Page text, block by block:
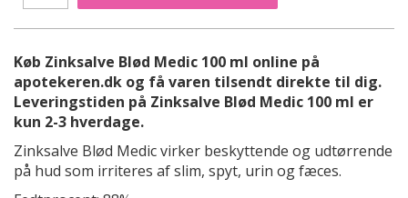
Køb Zinksalve Blød Medic 100 ml online på
apotekeren.dk og få varen tilsendt direkte til dig.
Leveringstiden på Zinksalve Blød Medic 100 ml er
kun 2-3 hverdage.
Zinksalve Blød Medic virker beskyttende og udtørrende
på hud som irriteres af slim, spyt, urin og fæces.